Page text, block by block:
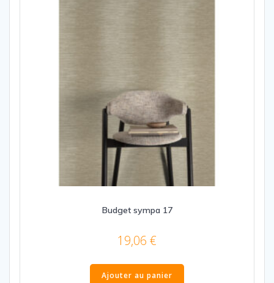
Budget sympa 17
19,06 €
Ajouter au panier